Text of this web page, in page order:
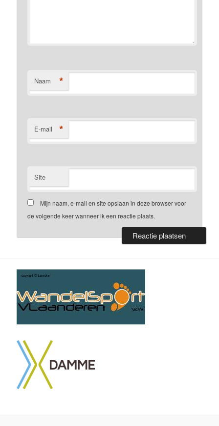
Naam *
E-mail *
Site
Mijn naam, e-mail en site opslaan in deze browser voor
de volgende keer wanneer ik een reactie plaats.